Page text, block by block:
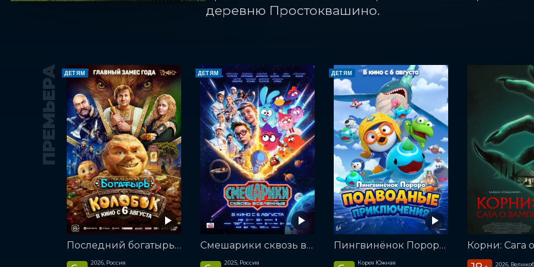
деревню Простоквашино.
ПРЕМЬЕРА ДЕТЯМ
Последний богатырь. Колобок
2026, Россия
ДЕТЯМ
Смешарики сквозь вселенные
2025, Россия
ДЕТЯМ
Пингвинёнок Пороро. Подводные приключения
Корея Южная
2026,